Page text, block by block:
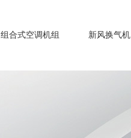
组合式空调机组 新风换气机